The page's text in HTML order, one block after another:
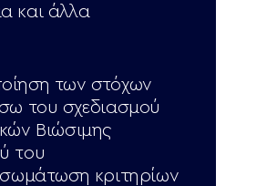
και άλλα
των στόχων
του σχεδιασμού
Βιώσιμης
του
κριτηρίων